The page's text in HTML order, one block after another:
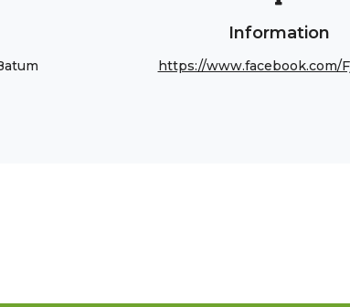
Information
https://www.facebook.com/